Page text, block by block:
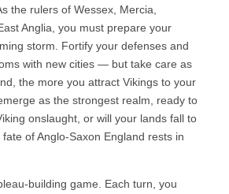
the rulers of Wessex, Mercia,
Anglia, you must prepare your
storm. Fortify your defenses and
with new cities — but take care as
the more you attract Vikings to your
as the strongest realm, ready to
onslaught, or will your lands fall to
of Anglo-Saxon England rests in
building game. Each turn, you